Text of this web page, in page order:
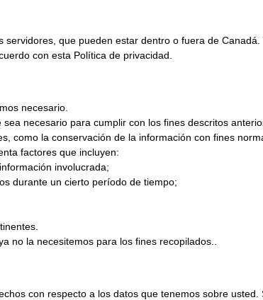
que pueden estar dentro o fuera de
con esta Política de privacidad.
necesario.
necesario para cumplir con los fines descritos
como la conservación de la información con fines
factores que incluyen:
involucrada;
durante un cierto período de tiempo;
no la necesitemos para los fines recopilados..
con respecto a los datos que tenemos sobre